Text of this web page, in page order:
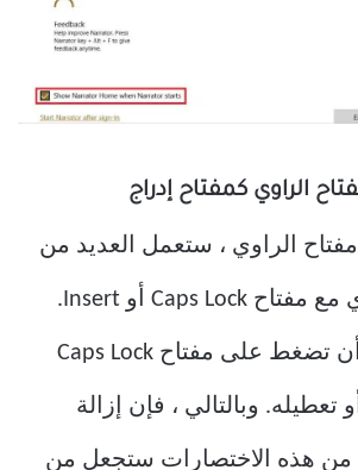
الراوي ، ستعمل العديد من
اختصارات الراوي مع مفتاح Caps Lock أو Insert.
ومع ذلك ، يجب أن تضغط على مفتاح Caps Lock
تعطيله. وبالتالي ، فإن إزالة
مفتاح Caps Lock من هذه الاختصارات ستجعل من